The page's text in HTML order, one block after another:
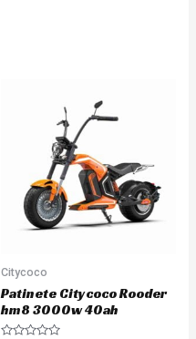
Citycoco
Patinete Citycoco Rooder
hm8 3000w 40ah